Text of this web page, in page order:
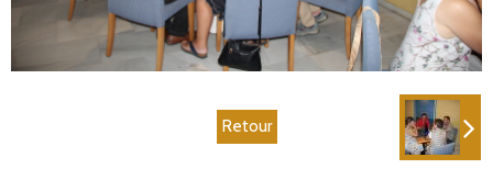
Retour